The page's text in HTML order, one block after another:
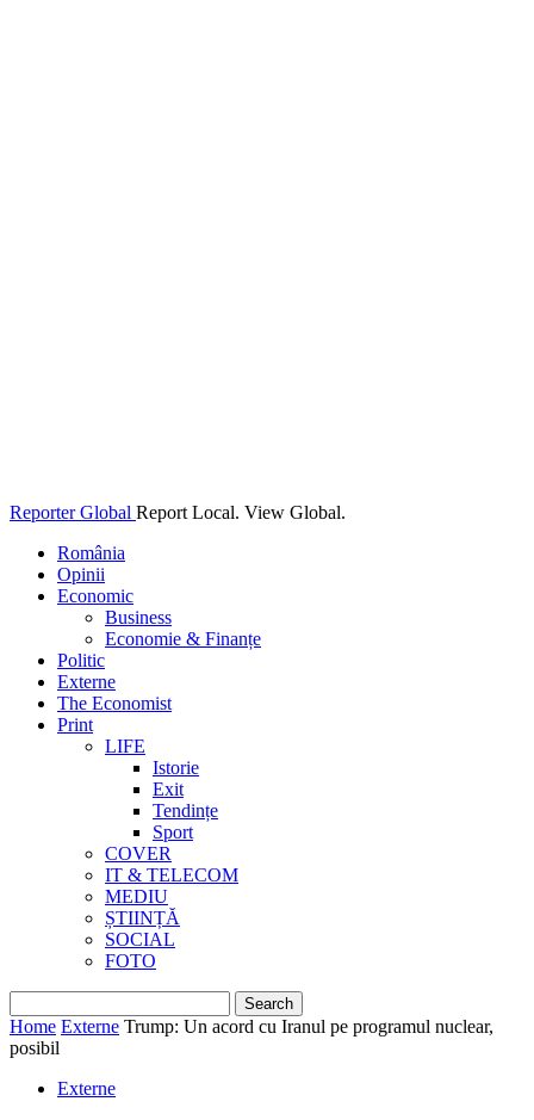
Reporter Global Report Local. View Global.
România
Opinii
Economic
Business
Economie & Finanțe
Politic
Externe
The Economist
Print
LIFE
Istorie
Exit
Tendințe
Sport
COVER
IT & TELECOM
MEDIU
ȘTIINȚĂ
SOCIAL
FOTO
Home Externe Trump: Un acord cu Iranul pe programul nuclear,
posibil
Externe